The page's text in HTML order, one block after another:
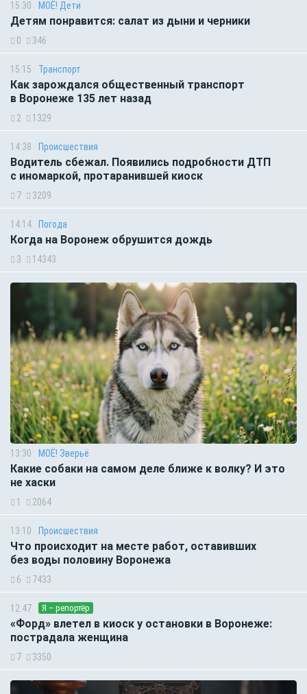
15:30 МОЁ! Дети
Детям понравится: салат из дыни и черники
0 346
15:15 Транспорт
Как зарождался общественный транспорт
в Воронеже 135 лет назад
2 1329
14:38 Происшествия
Водитель сбежал. Появились подробности ДТП
с иномаркой, протаранившей киоск
7 3209
14:14 Погода
Когда на Воронеж обрушится дождь
3 14343
13:30 МОЁ! Зверьё
Какие собаки на самом деле ближе к волку? И это
не хаски
1 2064
13:10 Происшествия
Что происходит на месте работ, оставивших
без воды половину Воронежа
6 7433
12:47 Я – репортёр
«Форд» влетел в киоск у остановки в Воронеже:
пострадала женщина
7 3350